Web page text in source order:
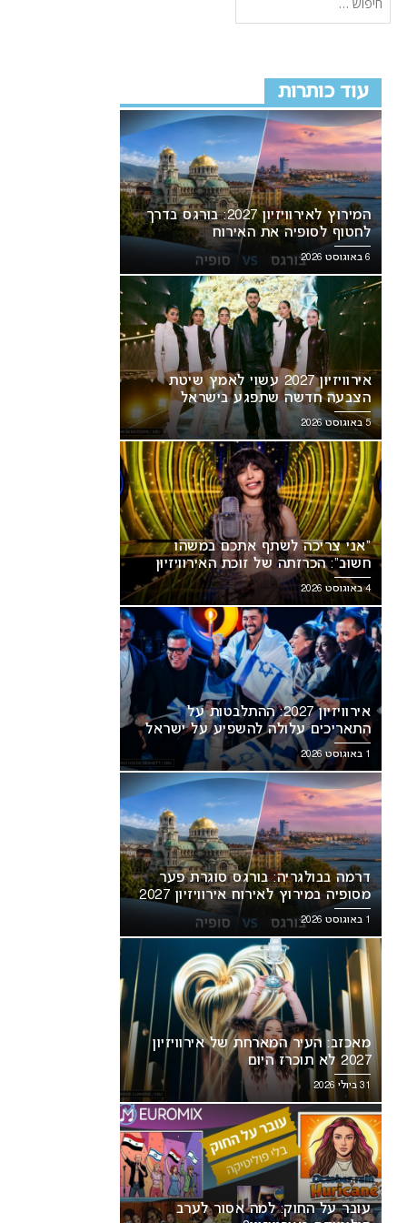
עוד כותרות
המירוץ לאירוויזיון 2027: בורגס בדרך
לחטוף לסופיה את האירוח
6 באוגוסט 2026
אירוויזיון 2027 עשוי לאמץ שיטת
הצבעה חדשה שתפגע בישראל
5 באוגוסט 2026
“אני צריכה לשתף אתכם במשהו
חשוב”: הכרזתה של זוכת האירוויזיון
מסעירה את הרשת
4 באוגוסט 2026
אירוויזיון 2027: ההתלבטות על
התאריכים עלולה להשפיע על ישראל
1 באוגוסט 2026
דרמה בבולגריה: בורגס סוגרת פער
מסופיה במירוץ לאירוח אירוויזיון 2027
1 באוגוסט 2026
מאכזב: העיר המארחת של אירוויזיון
2027 לא תוכרז היום
31 ביולי 2026
עובר על החוק: למה אסור לערב